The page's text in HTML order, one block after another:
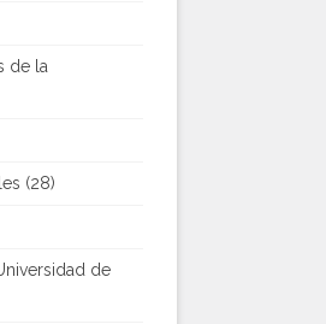
de la
(28)
de